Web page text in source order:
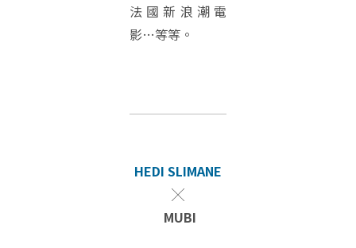
法國新浪潮電
影…等等。
HEDI SLIMANE
╳
MUBI